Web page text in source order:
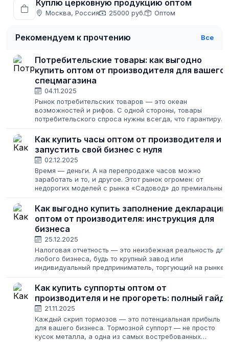
Куплю церковную продукцию оптом
Москва, Россия 25000 руб. Оптом
Рекомендуем к прочтению Все
Потребительские товары: как выгодно
купить оптом от производителя для вашего
спецмагазина
04.11.2025
Рынок потребительских товаров — это океан
возможностей и рифов. С одной стороны, товары
потребительского спроса нужны всегда, что гарантирует
зашкаливает, а изменение цен потребительских...
Как купить часы оптом от производителя и
запустить свой бизнес с нуля
02.12.2025
Время — деньги. А на перепродаже часов можно
заработать и то, и другое. Этот рынок огромен: от
недорогих моделей с рынка «Садовод» до премиальных
классических настенных часов для офиса....
Как выгодно купить заполнение деклараций
оптом от производителя: инструкция для
бизнеса
25.12.2025
Налоговая отчетность — это неизбежная реальность для
любого бизнеса, будь то крупный завод или
индивидуальный предприниматель, торгующий на рынке
заполнение декларации превращается в кошмар,...
Как купить суппорты оптом от
производителя и не прогореть: полный гайд
21.11.2025
Каждый скрип тормозов — это потенциальная прибыль
для вашего бизнеса. Тормозной суппорт — не просто
кусок металла, а одна из самых востребованных